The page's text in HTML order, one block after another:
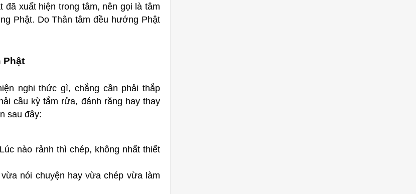
xuất hiện trong tâm, nên gọi là tâm
Phật. Do Thân tâm đều hướng Phật
Phật
nghi thức gì, chẳng cần phải thắp
cầu kỳ tắm rửa, đánh răng hay thay
sau đây:
nào rảnh thì chép, không nhất thiết
nói chuyện hay vừa chép vừa làm